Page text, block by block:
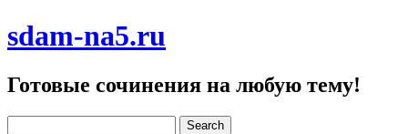
sdam-na5.ru
Готовые сочинения на любую тему!